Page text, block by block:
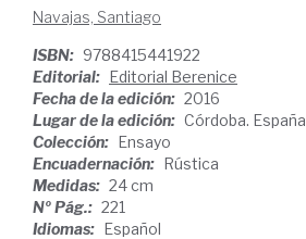
Navajas, Santiago
ISBN: 9788415441922
Editorial: Editorial Berenice
Fecha de la edición: 2016
Lugar de la edición: Córdoba. España
Colección: Ensayo
Encuadernación: Rústica
Medidas: 24 cm
Nº Pág.: 221
Idiomas: Español